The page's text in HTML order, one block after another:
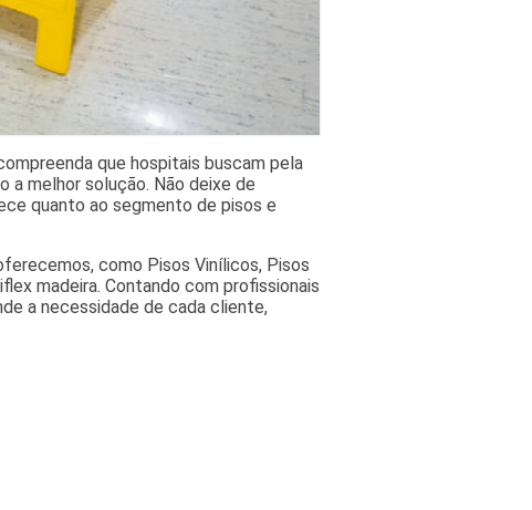
que hospitais buscam pela
a melhor solução. Não deixe de
quanto ao segmento de pisos e
como Pisos Vinílicos, Pisos
madeira. Contando com profissionais
a necessidade de cada cliente,